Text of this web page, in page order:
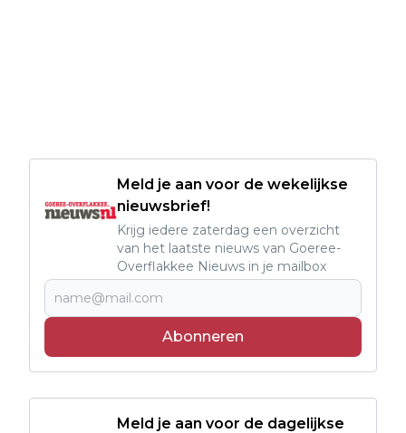
Meld je aan voor de wekelijkse
nieuwsbrief!
Krijg iedere zaterdag een overzicht
van het laatste nieuws van Goeree-
Overflakkee Nieuws in je mailbox
Abonneren
Meld je aan voor de dagelijkse